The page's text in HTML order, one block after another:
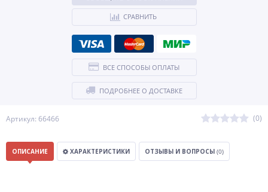
Артикул: 66466 (0)
СРАВНИТЬ
ВСЕ СПОСОБЫ ОПЛАТЫ
ПОДРОБНЕЕ О ДОСТАВКЕ
ОПИСАНИЕ ХАРАКТЕРИСТИКИ ОТЗЫВЫ И ВОПРОСЫ (0)